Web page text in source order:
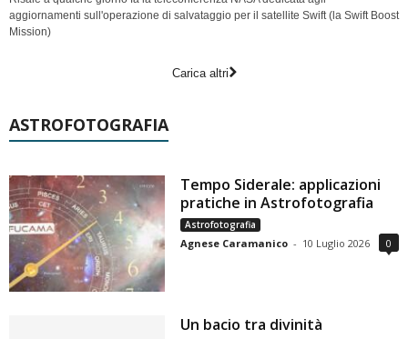
aggiornamenti sull'operazione di salvataggio per il satellite Swift (la Swift Boost
Mission)
Carica altri
ASTROFOTOGRAFIA
Tempo Siderale: applicazioni
pratiche in Astrofotografia
Astrofotografia
Agnese Caramanico - 10 Luglio 2026 0
Un bacio tra divinità